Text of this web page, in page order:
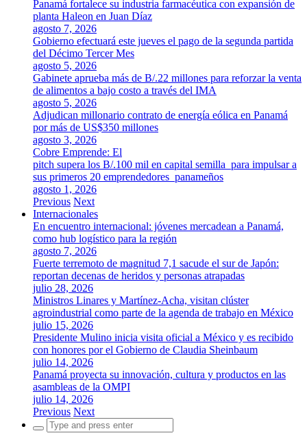
Panamá fortalece su industria farmacéutica con expansión de
planta Haleon en Juan Díaz
agosto 7, 2026
Gobierno efectuará este jueves el pago de la segunda partida
del Décimo Tercer Mes
agosto 5, 2026
Gabinete aprueba más de B/.22 millones para reforzar la venta
de alimentos a bajo costo a través del IMA
agosto 5, 2026
Adjudican millonario contrato de energía eólica en Panamá
por más de US$350 millones
agosto 3, 2026
Cobre Emprende: El
pitch supera los B/.100 mil en capital semilla para impulsar a
sus primeros 20 emprendedores panameños
agosto 1, 2026
Previous Next
Internacionales
En encuentro internacional: jóvenes mercadean a Panamá,
como hub logístico para la región
agosto 7, 2026
Fuerte terremoto de magnitud 7,1 sacude el sur de Japón:
reportan decenas de heridos y personas atrapadas
julio 28, 2026
Ministros Linares y Martínez-Acha, visitan clúster
agroindustrial como parte de la agenda de trabajo en México
julio 15, 2026
Presidente Mulino inicia visita oficial a México y es recibido
con honores por el Gobierno de Claudia Sheinbaum
julio 14, 2026
Panamá proyecta su innovación, cultura y productos en las
asambleas de la OMPI
julio 14, 2026
Previous Next
Search
for: